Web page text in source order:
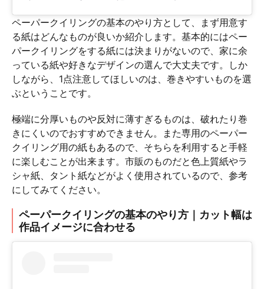
ペーパークイリングの基本のやり方として、まず用意す
る紙はどんなものが良いか紹介します。基本的にはペー
パークイリングをする紙には決まりがないので、家に余
っている紙や好きなデザインの選んで大丈夫です。しか
しながら、1点注意してほしいのは、巻きやすいものを選
ぶということです。
極端に分厚いものや反対に薄すぎるものは、破れたり巻
きにくいのでおすすめできません。また専用のペーパー
クイリング用の紙もあるので、そちらを利用すると手軽
に楽しむことが出来ます。市販のものだと色上質紙やラ
シャ紙、タント紙などがよく使用されているので、参考
にしてみてください。
ペーパークイリングの基本のやり方｜カット幅は
作品イメージに合わせる